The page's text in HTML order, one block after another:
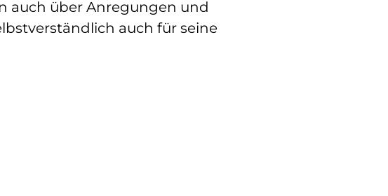
auch über Anregungen und
auch für seine